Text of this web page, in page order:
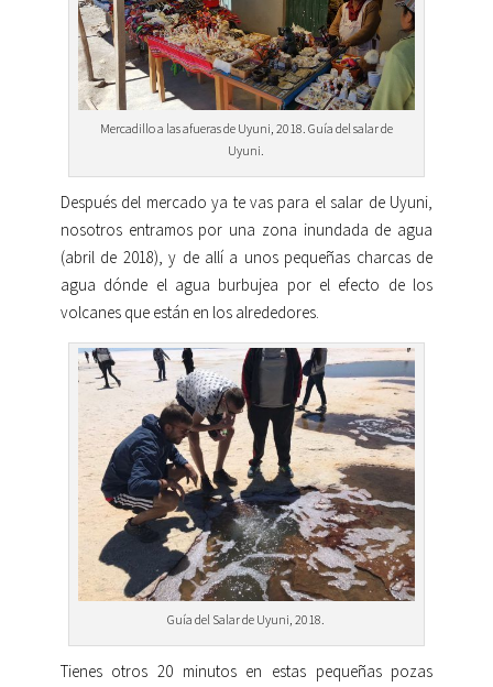
Mercadillo a las afueras de Uyuni, 2018. Guía del salar de
Uyuni.
Después del mercado ya te vas para el salar de Uyuni,
nosotros entramos por una zona inundada de agua
(abril de 2018), y de allí a unos pequeñas charcas de
agua dónde el agua burbujea por el efecto de los
volcanes que están en los alrededores.
Guía del Salar de Uyuni, 2018.
Tienes otros 20 minutos en estas pequeñas pozas